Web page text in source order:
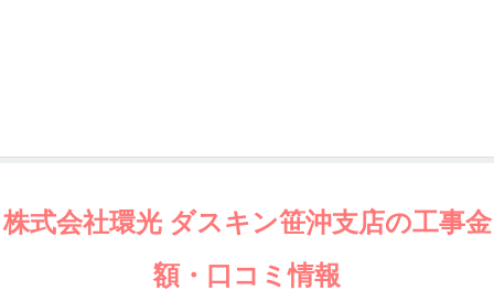
株式会社環光 ダスキン笹沖支店の工事金
額・口コミ情報